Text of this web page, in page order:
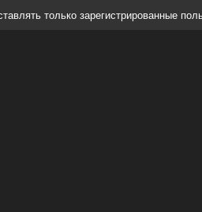
только зарегистрированные